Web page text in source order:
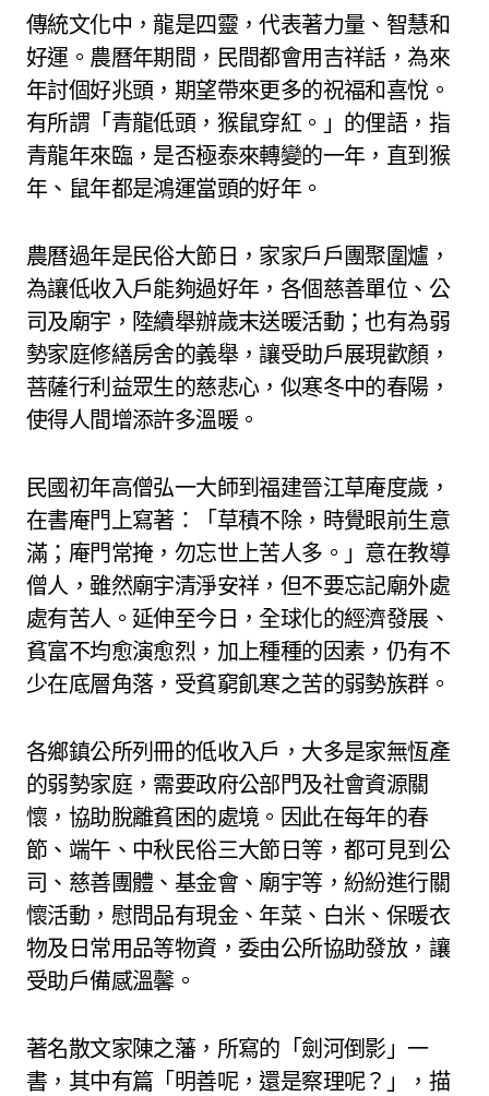
傳統文化中，龍是四靈，代表著力量、智慧和
好運。農曆年期間，民間都會用吉祥話，為來
年討個好兆頭，期望帶來更多的祝福和喜悅。
有所謂「青龍低頭，猴鼠穿紅。」的俚語，指
青龍年來臨，是否極泰來轉變的一年，直到猴
年、鼠年都是鴻運當頭的好年。
農曆過年是民俗大節日，家家戶戶團聚圍爐，
為讓低收入戶能夠過好年，各個慈善單位、公
司及廟宇，陸續舉辦歲末送暖活動；也有為弱
勢家庭修繕房舍的義舉，讓受助戶展現歡顏，
菩薩行利益眾生的慈悲心，似寒冬中的春陽，
使得人間增添許多溫暖。
民國初年高僧弘一大師到福建晉江草庵度歲，
在書庵門上寫著：「草積不除，時覺眼前生意
滿；庵門常掩，勿忘世上苦人多。」意在教導
僧人，雖然廟宇清淨安祥，但不要忘記廟外處
處有苦人。延伸至今日，全球化的經濟發展、
貧富不均愈演愈烈，加上種種的因素，仍有不
少在底層角落，受貧窮飢寒之苦的弱勢族群。
各鄉鎮公所列冊的低收入戶，大多是家無恆產
的弱勢家庭，需要政府公部門及社會資源關
懷，協助脫離貧困的處境。因此在每年的春
節、端午、中秋民俗三大節日等，都可見到公
司、慈善團體、基金會、廟宇等，紛紛進行關
懷活動，慰問品有現金、年菜、白米、保暖衣
物及日常用品等物資，委由公所協助發放，讓
受助戶備感溫馨。
著名散文家陳之藩，所寫的「劍河倒影」一
書，其中有篇「明善呢，還是察理呢？」，描